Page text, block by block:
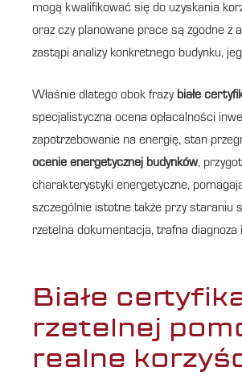
mogą kwalifikować się do uzyskania
oraz czy planowane prace są zgodne z
zastąpi analizy konkretnego budynku,
Właśnie dlatego obok frazy białe
specjalistyczna ocena opłacalności
zapotrzebowanie na energię, stan
ocenie energetycznej budynków,
charakterystyki energetyczne,
szczególnie istotne także przy staraniu
rzetelna dokumentacja, trafna
Białe
rzetelnej
realne